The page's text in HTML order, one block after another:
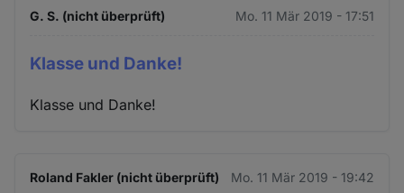
G. S. (nicht überprüft) Mo. 11 Mär 2019 - 17:51
Klasse und Danke!
Klasse und Danke!
Roland Fakler (nicht überprüft) Mo. 11 Mär 2019 - 19:42